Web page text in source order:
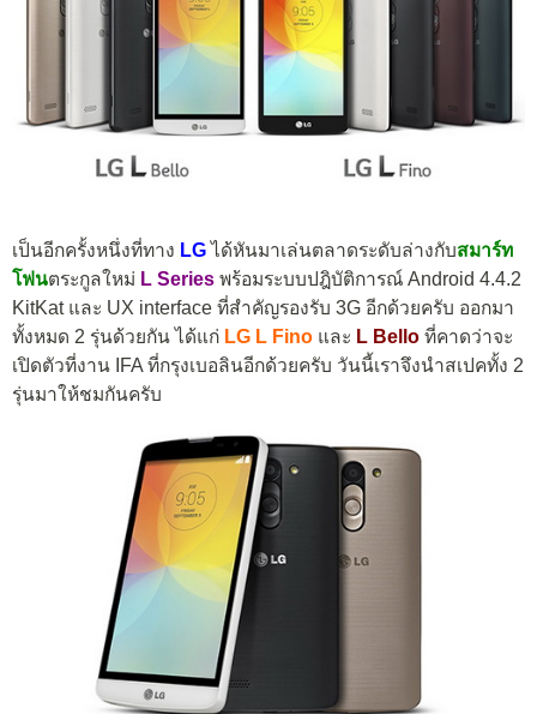
เป็นอีกครั้งหนึ่งที่ทาง LG ได้หันมาเล่นตลาดระดับล่างกับสมาร์ท
โฟนตระกูลใหม่ L Series พร้อมระบบปฎิบัติการณ์ Android 4.4.2
KitKat และ UX interface ที่สำคัญรองรับ 3G อีกด้วยครับ ออกมา
ทั้งหมด 2 รุ่นด้วยกัน ได้แก่ LG L Fino และ L Bello ที่คาดว่าจะ
เปิดตัวที่งาน IFA ที่กรุงเบอลินอีกด้วยครับ วันนี้เราจึงนำสเปคทั้ง 2
รุ่นมาให้ชมกันครับ